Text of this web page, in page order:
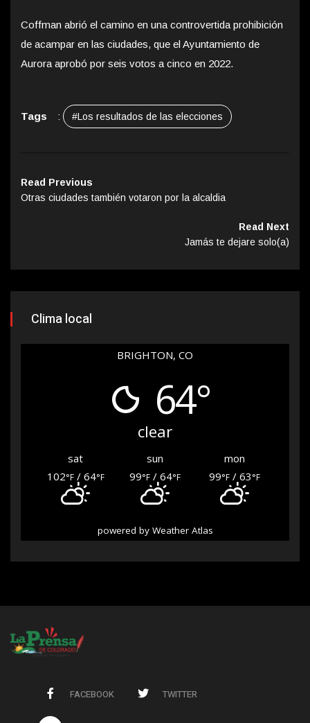
Coffman abrió el camino en una controvertida prohibición
de acampar en las ciudades, que el Ayuntamiento de
Aurora aprobó por seis votos a cinco en 2022.
Tags : #Los resultados de las elecciones
Read Previous
Otras ciudades también votaron por la alcaldia
Read Next
Jamás te dejare solo(a)
Clima local
BRIGHTON, CO
64°
clear
sat sun
mon
102°F/ 64°F 99°F/ 64°F 99°F/ 63°F
powered by Weather Atlas
FACEBOOK TWITTER